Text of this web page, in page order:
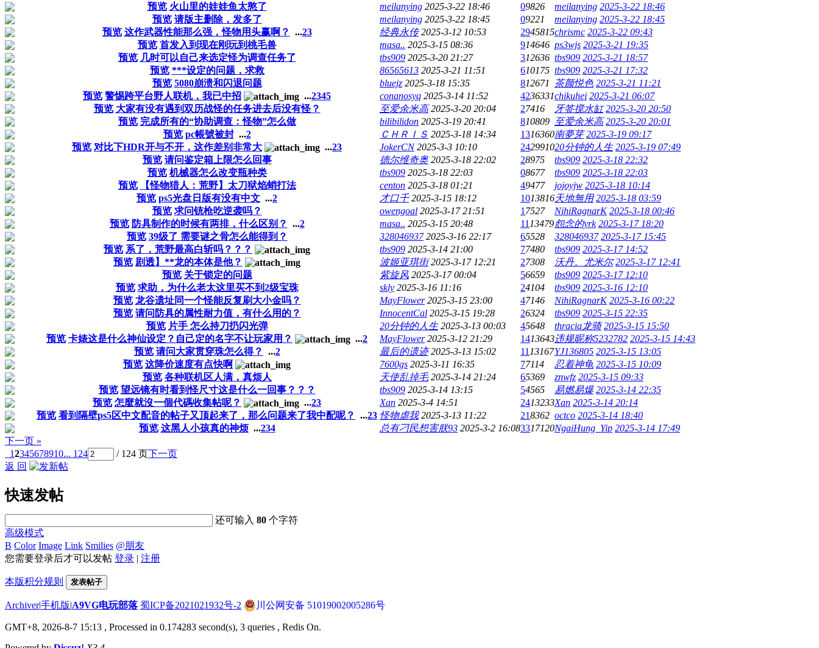
预览 火山里的娃娃鱼太憨了 meilanying 2025-3-22 18:46 09826 meilanying 2025-3-22 18:46
预览 请版主删除，发多了 meilanying 2025-3-22 18:45 09221 meilanying 2025-3-22 18:45
预览 这作武器性能那么强，怪物用头赢啊？ ...23 经典永传 2025-3-12 10:53 2945815chrismc 2025-3-22 09:43
预览 首发入到现在刚玩到桃毛兽 masa.. 2025-3-15 08:36 914646 ps3wjs 2025-3-21 19:35
预览 几时可以自己来选定怪为调查任务了 tbs909 2025-3-20 21:27 312636 tbs909 2025-3-21 18:57
预览 ***设定的问题，求救 86565613 2025-3-21 11:51 610175 tbs909 2025-3-21 17:32
预览 5080崩溃和闪退问题 bluejz 2025-3-18 15:35 812671 茶颜悦色 2025-3-21 11:21
预览 警惕跨平台野人联机，我已中招 ...2345 conanosyq 2025-3-14 11:52 4236331chikuhei 2025-3-21 06:07
预览 大家有没有遇到双历战怪的任务进去后没有怪？ 至爱余米高 2025-3-20 20:04 27416 牙签搅水缸 2025-3-20 20:50
预览 完成所有的“协助调查：怪物”怎么做 bilibilidon 2025-3-19 20:41 810809 至爱余米高 2025-3-20 20:01
预览 pc帳號被封 ...2 ＣＨＲＩＳ 2025-3-18 14:34 1316360南夢芽 2025-3-19 09:17
预览 对比下HDR开与不开，这作差别非常大 ...23 JokerCN 2025-3-3 10:10 242991020分钟的人生 2025-3-19 07:49
预览 请问鉴定箱上限怎么回事 德尔维奇奥 2025-3-18 22:02 28975 tbs909 2025-3-18 22:32
预览 机械器怎么改变瓶种类 tbs909 2025-3-18 22:03 08677 tbs909 2025-3-18 22:03
预览
【怪物猎人：荒野】太刀狱焰蛸打法 centon 2025-3-18 01:21 49477 jojoyjw 2025-3-18 10:14
预览 ps5光盘日版有没有中文 ...2 才口千 2025-3-15 18:12 1013816天地無用 2025-3-18 03:59
预览 求问铳枪吃逆袭吗？ owengoal 2025-3-17 21:51 1 7527 NihiRagnarK 2025-3-18 00:46
预览 防具制作的时候有两排，什么区别？ ...2 masa.. 2025-3-15 20:48 11 13479怨念的yrk 2025-3-17 18:20
预览 39级了 需要谜之骨怎么能得到？ 328046937 2025-3-16 22:17 65528 328046937 2025-3-17 15:45
预览 系了，荒野最高白斩吗？？？ tbs909 2025-3-14 21:00 77480 tbs909 2025-3-17 14:52
预览 剧透】**龙的本体是他？ 波姬亚琪街 2025-3-17 12:21 27308 沃丹。尤米尔 2025-3-17 12:41
预览 关于锁定的问题 紫旋风 2025-3-17 00:04 56659 tbs909 2025-3-17 12:10
预览 求助，为什么老太这里买不到2级宝珠 skly 2025-3-16 11:16 24104 tbs909 2025-3-16 12:10
预览 龙谷遗址同一个怪能反复刷大小金吗？ MayFlower 2025-3-15 23:00 47146 NihiRagnarK 2025-3-16 00:22
预览 请问防具的属性耐力值，有什么用的？ InnocentCal 2025-3-15 19:28 26324 tbs909 2025-3-15 22:35
预览 片手 怎么持刀扔闪光弹 20分钟的人生 2025-3-13 00:03 45648 thracia龙骑 2025-3-15 15:50
预览 卡婊这是什么神仙设定？自己定的名字不让玩家用？ ...2 MayFlower 2025-3-12 21:29 1413643违规昵称5232782 2025-3-15 14:43
预览 请问大家贯穿珠怎么得？ ...2 最后的遗迹 2025-3-13 15:02 11 13167YJ136805 2025-3-15 13:05
预览 这降价速度有点快啊 7600gs 2025-3-11 16:35 77114 忍着神龟 2025-3-15 10:09
预览 各种联机区人满，真烦人 天使乱掉毛 2025-3-14 21:24 65369 znwfz 2025-3-15 09:33
预览 望远镜有时看到怪尺寸这是什么一回事？？？ tbs909 2025-3-14 13:15 54565 易燃易爆 2025-3-14 22:35
预览 怎麼就沒一個代碼收集帖呢？ ...23 Xan 2025-3-4 14:51 2413233Xan 2025-3-14 20:14
预览 看到隔壁ps5区中文配音的帖子又顶起来了，那么问题来了我中配呢？ ...23 怪物虐我 2025-3-13 11:22 218362 octco 2025-3-14 18:40
预览 这黑人小孩真的神烦 ...234 总有刁民想害朕93 2025-3-2 16:083317120NgaiHung_Yip 2025-3-14 17:49
下一页 »
12345678910... 124 / 124 页下一页
返 回
快速发帖
还可输入80 个字符
高级模式
B Color Image Link Smilies @朋友
您需要登录后才可以发帖 登录 | 注册
本版积分规则 发表帖子
Archiver|手机版|A9VG电玩部落 蜀ICP备2021021932号-2 川公网安备 51019002005286号
GMT+8, 2026-8-7 15:13 , Processed in 0.174283 second(s), 3 queries , Redis On.